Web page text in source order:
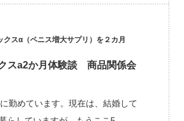
クスα（ペニス増大サプリ）を２カ月
スa2か月体験談 商品関係会
勤めています。現在は、結婚して